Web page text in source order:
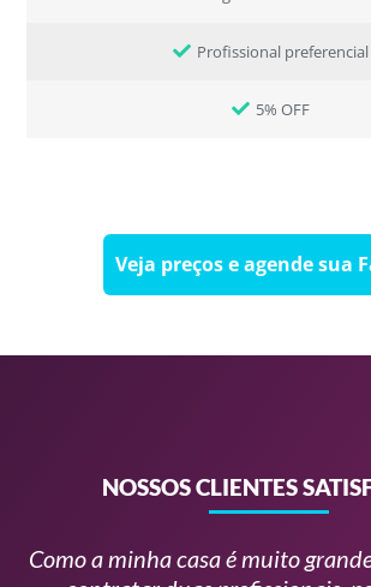
Profissional preferencial
5% OFF
Veja preços e agende sua
NOSSOS CLIENTES
Como a minha casa é muito